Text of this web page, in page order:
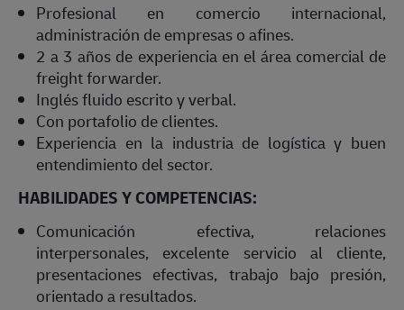
Profesional en comercio internacional,
administración de empresas o afines.
2 a 3 años de experiencia en el área comercial de
freight forwarder.
Inglés fluido escrito y verbal.
Con portafolio de clientes.
Experiencia en la industria de logística y buen
entendimiento del sector.
HABILIDADES Y COMPETENCIAS:
Comunicación efectiva, relaciones
interpersonales, excelente servicio al cliente,
presentaciones efectivas, trabajo bajo presión,
orientado a resultados.